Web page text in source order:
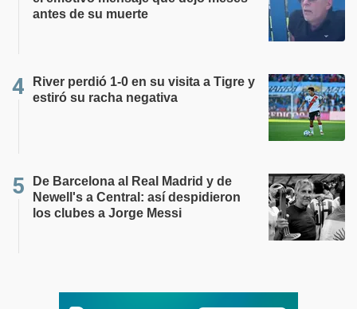
antes de su muerte
River perdió 1-0 en su visita a Tigre y
estiró su racha negativa
De Barcelona al Real Madrid y de
Newell's a Central: así despidieron
los clubes a Jorge Messi